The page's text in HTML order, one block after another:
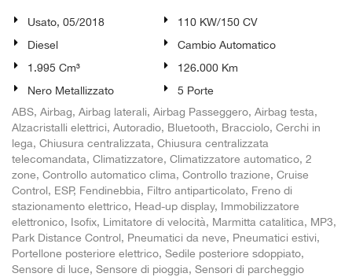
Usato, 05/2018
110 KW/150 CV
Diesel
Cambio Automatico
1.995 Cm³
126.000 Km
Nero Metallizzato
5 Porte
ABS, Airbag, Airbag laterali, Airbag Passeggero, Airbag testa,
Alzacristalli elettrici, Autoradio, Bluetooth, Bracciolo, Cerchi in
lega, Chiusura centralizzata, Chiusura centralizzata
telecomandata, Climatizzatore, Climatizzatore automatico, 2
zone, Controllo automatico clima, Controllo trazione, Cruise
Control, ESP, Fendinebbia, Filtro antiparticolato, Freno di
stazionamento elettrico, Head-up display, Immobilizzatore
elettronico, Isofix, Limitatore di velocità, Marmitta catalitica, MP3,
Park Distance Control, Pneumatici da neve, Pneumatici estivi,
Portellone posteriore elettrico, Sedile posteriore sdoppiato,
Sensore di luce, Sensore di pioggia, Sensori di parcheggio